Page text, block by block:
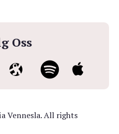
Oss
Vennesla. All rights